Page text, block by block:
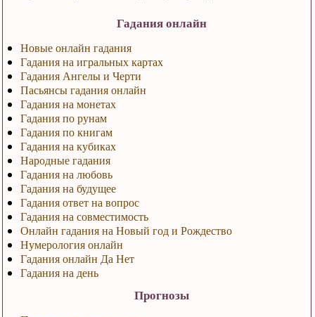
Гадания онлайн
Новые онлайн гадания
Гадания на игральных картах
Гадания Ангелы и Черти
Пасьянсы гадания онлайн
Гадания на монетах
Гадания по рунам
Гадания по книгам
Гадания на кубиках
Народные гадания
Гадания на любовь
Гадания на будущее
Гадания ответ на вопрос
Гадания на совместимость
Онлайн гадания на Новый год и Рождество
Нумерология онлайн
Гадания онлайн Да Нет
Гадания на день
Прогнозы